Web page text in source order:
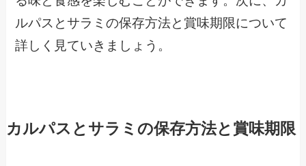
ルパスとサラミの保存方法と賞味期限について
詳しく見ていきましょう。
カルパスとサラミの保存方法と賞味期限